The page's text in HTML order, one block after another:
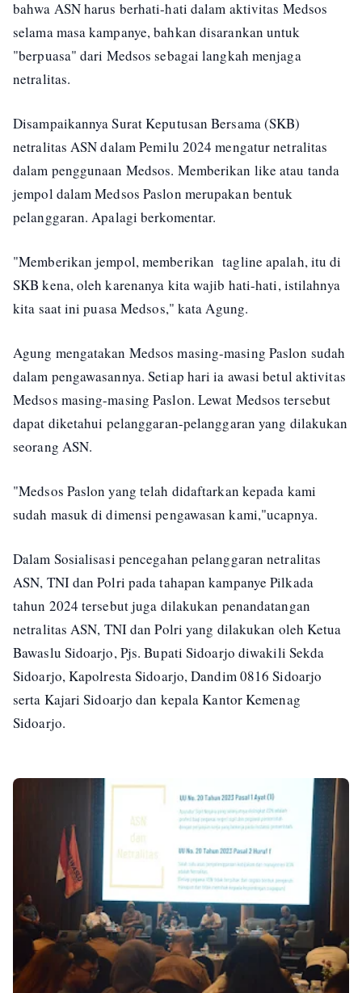
bahwa ASN harus berhati-hati dalam aktivitas Medsos
selama masa kampanye, bahkan disarankan untuk
"berpuasa" dari Medsos sebagai langkah menjaga
netralitas.
Disampaikannya Surat Keputusan Bersama (SKB)
netralitas ASN dalam Pemilu 2024 mengatur netralitas
dalam penggunaan Medsos. Memberikan like atau tanda
jempol dalam Medsos Paslon merupakan bentuk
pelanggaran. Apalagi berkomentar.
"Memberikan jempol, memberikan tagline apalah, itu di
SKB kena, oleh karenanya kita wajib hati-hati, istilahnya
kita saat ini puasa Medsos," kata Agung.
Agung mengatakan Medsos masing-masing Paslon sudah
dalam pengawasannya. Setiap hari ia awasi betul aktivitas
Medsos masing-masing Paslon. Lewat Medsos tersebut
dapat diketahui pelanggaran-pelanggaran yang dilakukan
seorang ASN.
"Medsos Paslon yang telah didaftarkan kepada kami
sudah masuk di dimensi pengawasan kami,"ucapnya.
Dalam Sosialisasi pencegahan pelanggaran netralitas
ASN, TNI dan Polri pada tahapan kampanye Pilkada
tahun 2024 tersebut juga dilakukan penandatangan
netralitas ASN, TNI dan Polri yang dilakukan oleh Ketua
Bawaslu Sidoarjo, Pjs. Bupati Sidoarjo diwakili Sekda
Sidoarjo, Kapolresta Sidoarjo, Dandim 0816 Sidoarjo
serta Kajari Sidoarjo dan kepala Kantor Kemenag
Sidoarjo.